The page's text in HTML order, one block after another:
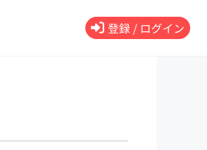
登録 / ログイン